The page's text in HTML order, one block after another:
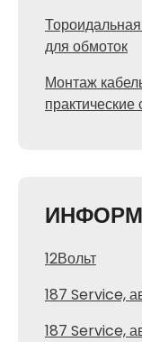
для обмоток
Монтаж
практические
12Вольт
187 Service,
187 Service,